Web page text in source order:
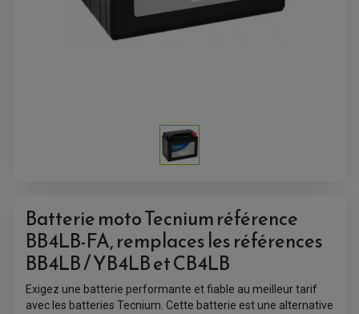
ANTIVOL-ALARME
ALARME
Batterie moto Tecnium référence
BB4LB-FA, remplaces les références
BB4LB / YB4LB et CB4LB
Exigez une batterie performante et fiable au meilleur tarif
avec les batteries Tecnium. Cette batterie est une alternative